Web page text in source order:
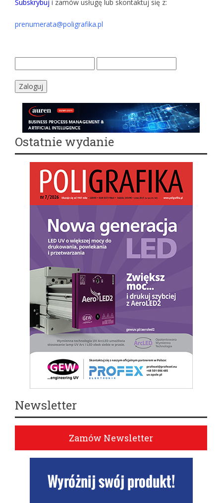
Subskrybuj i zamów usługę lub skontaktuj się z:
prenumerata@poligrafika.pl
Ostatnie wydanie
Newsletter
Zamów Newsletter